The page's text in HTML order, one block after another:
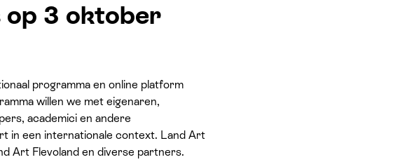
op 3 oktober
programma en online platform
willen we met eigenaren,
academici en andere
in een internationale context. Land Art
Art Flevoland en diverse partners.